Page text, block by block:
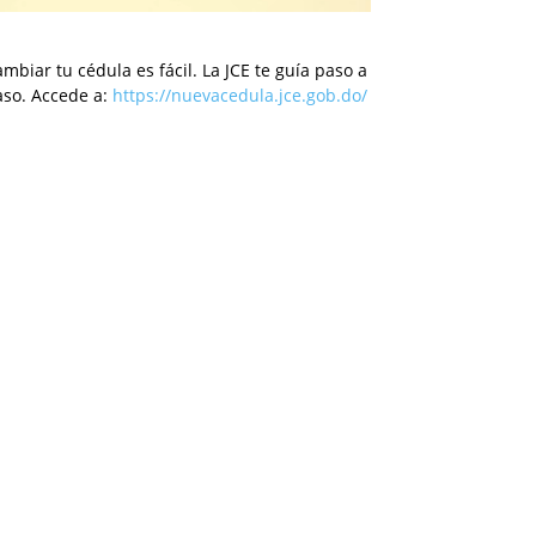
tu cédula es fácil. La JCE te guía paso a
Accede a: https://nuevacedula.jce.gob.do/